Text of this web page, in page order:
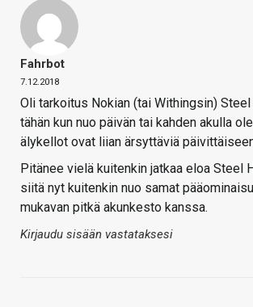
Fahrbot
7.12.2018
Oli tarkoitus Nokian (tai Withingsin)
tähän kun nuo päivän tai kahden akulla
älykellot ovat liian ärsyttäviä
Pitänee vielä kuitenkin jatkaa eloa Steel
siitä nyt kuitenkin nuo samat
mukavan pitkä akunkesto kanssa.
Kirjaudu sisään vastataksesi